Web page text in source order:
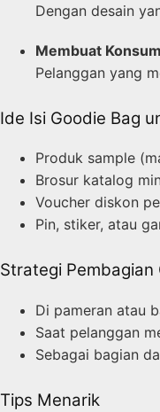
Dengan desain
Membuat
Pelanggan yang
Ide Isi Goodie Bag
Produk sample
Brosur katalog
Voucher diskon
Pin, stiker, atau
Strategi Pembagian
Di pameran atau
Saat pelanggan
Sebagai bagian
Tips Menarik